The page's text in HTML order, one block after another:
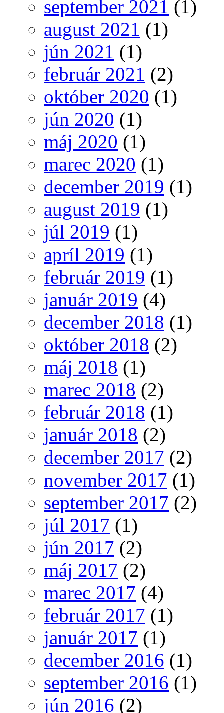
september 2021 (1)
august 2021 (1)
jún 2021 (1)
február 2021 (2)
október 2020 (1)
jún 2020 (1)
máj 2020 (1)
marec 2020 (1)
december 2019 (1)
august 2019 (1)
júl 2019 (1)
apríl 2019 (1)
február 2019 (1)
január 2019 (4)
december 2018 (1)
október 2018 (2)
máj 2018 (1)
marec 2018 (2)
február 2018 (1)
január 2018 (2)
december 2017 (2)
november 2017 (1)
september 2017 (2)
júl 2017 (1)
jún 2017 (2)
máj 2017 (2)
marec 2017 (4)
február 2017 (1)
január 2017 (1)
december 2016 (1)
september 2016 (1)
jún 2016 (2)